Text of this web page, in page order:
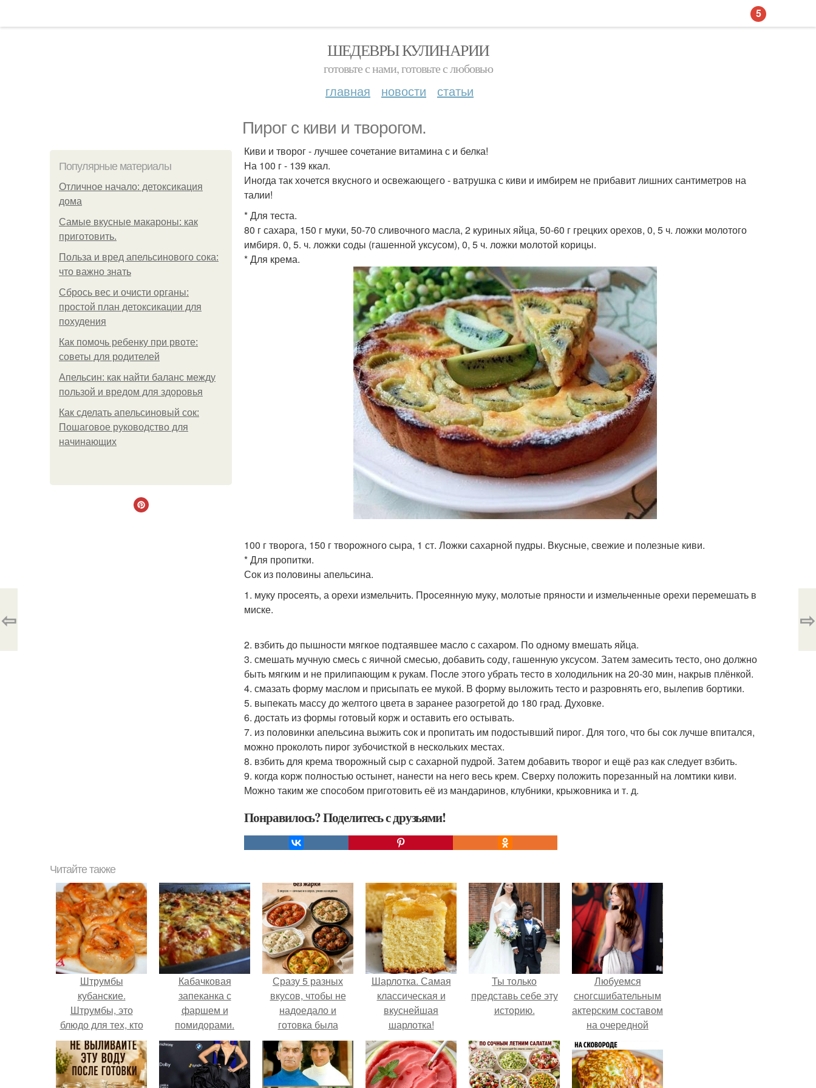
ШЕДЕВРЫ КУЛИНАРИИ
готовьте с нами, готовьте с любовью
главная новости статьи
Пирог с киви и творогом.
Популярные материалы
Отличное начало: детоксикация
дома
Самые вкусные макароны: как
приготовить.
Польза и вред апельсинового сока:
что важно знать
Сбрось вес и очисти органы:
простой план детоксикации для
похудения
Как помочь ребенку при рвоте:
советы для родителей
Апельсин: как найти баланс между
пользой и вредом для здоровья
Как сделать апельсиновый сок:
Пошаговое руководство для
начинающих
Киви и творог - лучшее сочетание витамина с и белка!
На 100 г - 139 ккал.
Иногда так хочется вкусного и освежающего - ватрушка с киви и имбирем не прибавит лишних сантиметров на
талии!
* Для теста.
80 г сахара, 150 г муки, 50-70 сливочного масла, 2 куриных яйца, 50-60 г грецких орехов, 0, 5 ч. ложки молотого
имбиря. 0, 5. ч. ложки соды (гашенной уксусом), 0, 5 ч. ложки молотой корицы.
* Для крема.
100 г творога, 150 г творожного сыра, 1 ст. Ложки сахарной пудры. Вкусные, свежие и полезные киви.
* Для пропитки.
Сок из половины апельсина.
1. муку просеять, а орехи измельчить. Просеянную муку, молотые пряности и измельченные орехи перемешать в
миске.
2. взбить до пышности мягкое подтаявшее масло с сахаром. По одному вмешать яйца.
3. смешать мучную смесь с яичной смесью, добавить соду, гашенную уксусом. Затем замесить тесто, оно должно
быть мягким и не прилипающим к рукам. После этого убрать тесто в холодильник на 20-30 мин, накрыв плёнкой.
4. смазать форму маслом и присыпать ее мукой. В форму выложить тесто и разровнять его, вылепив бортики.
5. выпекать массу до желтого цвета в заранее разогретой до 180 град. Духовке.
6. достать из формы готовый корж и оставить его остывать.
7. из половинки апельсина выжить сок и пропитать им подостывший пирог. Для того, что бы сок лучше впитался,
можно проколоть пирог зубочисткой в нескольких местах.
8. взбить для крема творожный сыр с сахарной пудрой. Затем добавить творог и ещё раз как следует взбить.
9. когда корж полностью остынет, нанести на него весь крем. Сверху положить порезанный на ломтики киви.
Можно таким же способом приготовить её из мандаринов, клубники, крыжовника и т. д.
Понравилось? Поделитесь с друзьями!
⇦ ⇨
Читайте также
Штрумбы
кубанские.
Штрумбы, это
блюдо для тех, кто
любит пельмени, но
ленится лепить их.
Кабачковая
запеканка с
фаршем и
помидорами.
Сразу 5 разных
вкусов, чтобы не
надоедало и
готовка была
проще.
Шарлотка. Самая
классическая и
вкуснейшая
шарлотка!
Ты только
представь себе эту
историю.
Любуемся
сногсшибательным
актерским составом
на очередной
премьере нового
человека - паука.
5